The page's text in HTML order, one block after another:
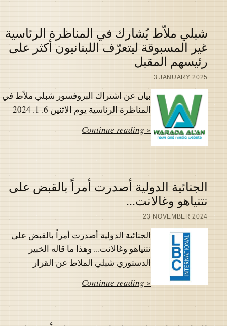
شبلي ملاّط يُشارك في المناظرة الرئاسية
غير المسبوقة ليتعرّف اللبنانيون أكثر على
رئيسهم المقبل
3 JANUARY 2025
بيان عن اشتراك البروفسور شبلي ملاّط في
المناظرة الرئاسية يوم الاثنين 6. 1. 2024
Continue reading »
الجنائية الدولية أصدرت أمراً بالقبض على
نتنياهو وغالانت...
23 NOVEMBER 2024
الجنائية الدولية أصدرت أمراً بالقبض على
نتنياهو وغالانت... وهذا ما قاله الخبير
الدستوري شبلي الملاط عن القرار
Continue reading »